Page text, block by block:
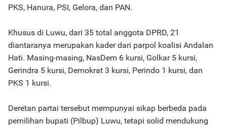
PKS, Hanura, PSI, Gelora, dan PAN.
Khusus di Luwu, dari 35 total anggota DPRD, 21
diantaranya merupakan kader dari parpol koalisi Andalan
Hati. Masing-masing, NasDem 6 kursi, Golkar 5 kursi,
Gerindra 5 kursi, Demokrat 3 kursi, Perindo 1 kursi, dan
PKS 1 kursi.
Deretan partai tersebut mempunyai sikap berbeda pada
pemilihan bupati (Pilbup) Luwu, tetapi solid mendukung